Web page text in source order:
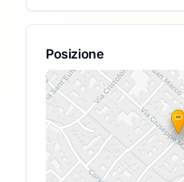
Posizione